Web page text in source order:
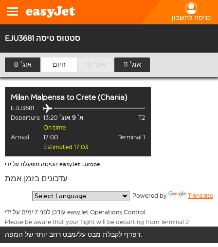
כניסה לחשבון
EJU3681 סטטוס טיסה
8 אוג׳ היום 10 אוג׳ 11 אוג׳
Milan Malpensa toCrete (Chania)
EJU3681
Departure 13:20 א׳ 9 אוג׳
T2
On time
Arrival
17:00
Terminal 1
Estimated 17:03
הטיסה מופעלת על ידי easyJet Europe
עדכונים בזמן אמת
Powered by Translate
עודכן לפני 7 ימים על ידי easyJet Operations Control
Please be aware that your flight will be departing from Terminal 2
דפדף לקבלת מבט על/מבט רחב יותר של המפה.